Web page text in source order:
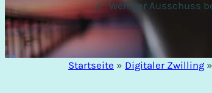
Weniger Ausschuss
Startseite » Digitaler Zwilling »